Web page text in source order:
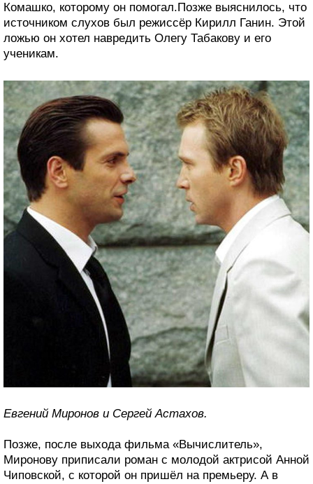
Комашко, которому он помогал.Позже выяснилось, что
источником слухов был режиссёр Кирилл Ганин. Этой
ложью он хотел навредить Олегу Табакову и его
ученикам.
Евгений Миронов и Сергей Астахов.
Позже, после выхода фильма «Вычислитель»,
Миронову приписали роман с молодой актрисой Анной
Чиповской, с которой он пришёл на премьеру. А в